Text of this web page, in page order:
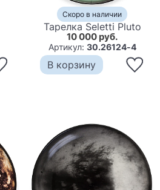
Скоро в наличии
Тарелка Seletti Pluto
10 000 руб.
Артикул: 30.26124-4
В корзину